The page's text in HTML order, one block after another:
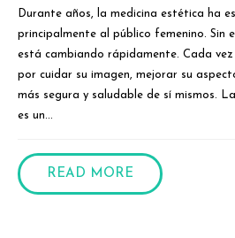
Durante años, la medicina estética ha
principalmente al público femenino. Sin
está cambiando rápidamente. Cada
por cuidar su imagen, mejorar su
más segura y saludable de sí mismos.
es un...
READ MORE